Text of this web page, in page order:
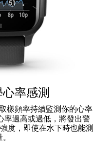
率感測
樣頻率持續監測你的心率
率過高或過低，將發出警
度，即使在水下時也能測